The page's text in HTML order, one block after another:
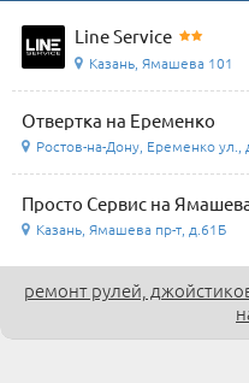
Line Service
Казань, Ямашева 101
Отвертка на Еременко
Ростов-на-Дону, Еременко ул.,
Просто Сервис на
Казань, Ямашева пр-т, д.61Б
ремонт рулей,